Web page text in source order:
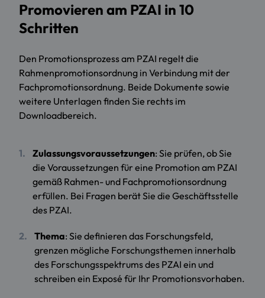
Promovieren am PZAI in 10
Schritten
Den Promotionsprozess am PZAI regelt die
Rahmenpromotionsordnung in Verbindung mit der
Fachpromotionsordnung. Beide Dokumente sowie
weitere Unterlagen finden Sie rechts im
Downloadbereich.
Zulassungsvoraussetzungen: Sie prüfen, ob Sie
die Voraussetzungen für eine Promotion am PZAI
gemäß Rahmen- und Fachpromotionsordnung
erfüllen. Bei Fragen berät Sie die Geschäftsstelle
des PZAI.
Thema: Sie definieren das Forschungsfeld,
grenzen mögliche Forschungsthemen innerhalb
des Forschungsspektrums des PZAI ein und
schreiben ein Exposé für Ihr Promotionsvorhaben.